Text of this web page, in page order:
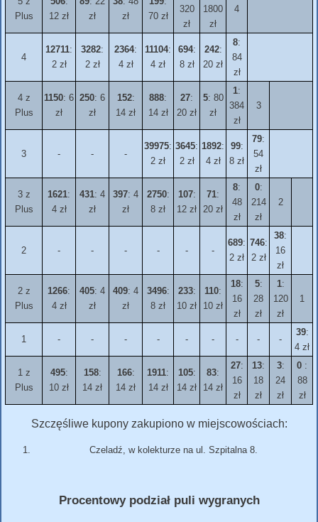
Plus
12 zł
zł
zł
70 zł
320
zł
1800
zł
4
4
12711:
2 zł
3282:
2 zł
2364:
4 zł
11104:
4 zł
694:
8 zł
242:
20 zł
8:
84
zł
4 z
Plus
1150: 6
zł
250: 6
zł
152:
14 zł
888:
14 zł
27:
20 zł
5: 80
zł
1:
384
zł
3
3 - - -
39975:
2 zł
3645:
2 zł
1892:
4 zł
99:
8 zł
79:
54
zł
3 z
Plus
1621:
4 zł
431: 4
zł
397: 4
zł
2750:
8 zł
107:
12 zł
71:
20 zł
8:
48
zł
0:
214
zł
2
2 - - - - - -
689:
2 zł
746:
2 zł
38:
16
zł
2 z
Plus
1266:
4 zł
405: 4
zł
409: 4
zł
3496:
8 zł
233:
10 zł
110:
10 zł
18:
16
zł
5:
28
zł
1:
120
zł
1
1 - - - - - - - - -
39:
4 zł
1 z
Plus
495:
10 zł
158:
14 zł
166:
14 zł
1911:
14 zł
105:
14 zł
83:
14 zł
27:
16
zł
13:
18
zł
3:
24
zł
0 :
88
zł
Szczęśliwe kupony zakupiono w miejscowościach:
Czeladź, w kolekturze na ul. Szpitalna 8.
Procentowy podział puli wygranych